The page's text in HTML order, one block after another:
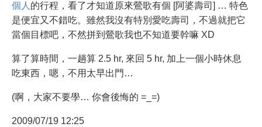
個人 的行程，看了才知道原來鶯歌有個 [阿婆壽司] … 特色
是便宜又不錯吃。雖然我沒有特別愛吃壽司，不過就把它
當個目標吧，不然拼到鶯歌我也不知道要幹嘛 XD
算了算時間，一趟算 2.5 hr, 來回 5 hr, 加上一個小時休息
吃東西，嗯，不用太早出門…
(啊，大家不要學… 你會後悔的 =_=)
2009/07/19 12:25